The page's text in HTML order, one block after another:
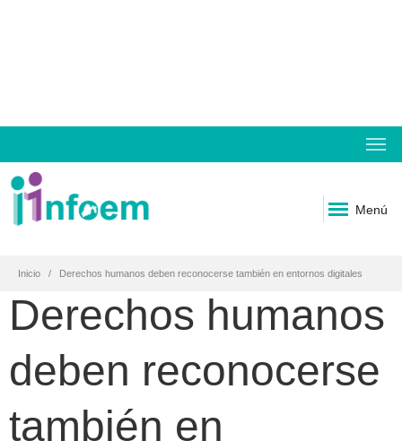
Menú
Inicio Derechos humanos deben reconocerse también en entornos digitales
Derechos humanos
deben reconocerse
también en